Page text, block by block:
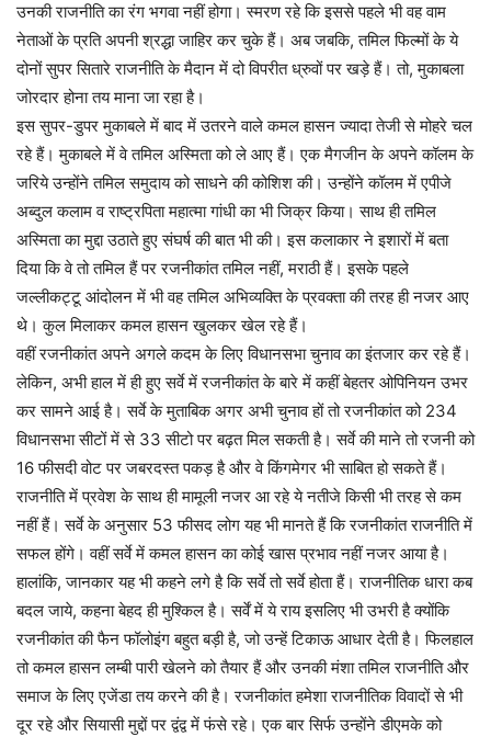
उनकी राजनीति का रंग भगवा नहीं होगा। स्मरण रहे कि इससे पहले भी वह वाम
नेताओं के प्रति अपनी श्रद्धा जाहिर कर चुके हैं। अब जबकि, तमिल फिल्मों के ये
दोनों सुपर सितारे राजनीति के मैदान में दो विपरीत ध्रुवों पर खड़े हैं। तो, मुकाबला
जोरदार होना तय माना जा रहा है।
इस सुपर-डुपर मुकाबले में बाद में उतरने वाले कमल हासन ज्यादा तेजी से मोहरे चल
रहे हैं। मुकाबले में वे तमिल अस्मिता को ले आए हैं। एक मैगजीन के अपने कॉलम के
जरिये उन्होंने तमिल समुदाय को साधने की कोशिश की। उन्होंने कॉलम में एपीजे
अब्दुल कलाम व राष्ट्रपिता महात्मा गांधी का भी जिक्र किया। साथ ही तमिल
अस्मिता का मुद्दा उठाते हुए संघर्ष की बात भी की। इस कलाकार ने इशारों में बता
दिया कि वे तो तमिल हैं पर रजनीकांत तमिल नहीं, मराठी हैं। इसके पहले
जल्लीकट्टू आंदोलन में भी वह तमिल अभिव्यक्ति के प्रवक्ता की तरह ही नजर आए
थे। कुल मिलाकर कमल हासन खुलकर खेल रहे हैं।
वहीं रजनीकांत अपने अगले कदम के लिए विधानसभा चुनाव का इंतजार कर रहे हैं।
लेकिन, अभी हाल में ही हुए सर्वे में रजनीकांत के बारे में कहीं बेहतर ओपिनियन उभर
कर सामने आई है। सर्वे के मुताबिक अगर अभी चुनाव हों तो रजनीकांत को 234
विधानसभा सीटों में से 33 सीटो पर बढ़त मिल सकती है। सर्वे की माने तो रजनी को
16 फीसदी वोट पर जबरदस्त पकड़ है और वे किंगमेगर भी साबित हो सकते हैं।
राजनीति में प्रवेश के साथ ही मामूली नजर आ रहे ये नतीजे किसी भी तरह से कम
नहीं हैं। सर्वे के अनुसार 53 फीसद लोग यह भी मानते हैं कि रजनीकांत राजनीति में
सफल होंगे। वहीं सर्वे में कमल हासन का कोई खास प्रभाव नहीं नजर आया है।
हालांकि, जानकार यह भी कहने लगे है कि सर्वे तो सर्वे होता हैं। राजनीतिक धारा कब
बदल जाये, कहना बेहद ही मुश्किल है। सर्वें में ये राय इसलिए भी उभरी है क्योंकि
रजनीकांत की फैन फॉलोइंग बहुत बड़ी है, जो उन्हें टिकाऊ आधार देती है। फिलहाल
तो कमल हासन लम्बी पारी खेलने को तैयार हैं और उनकी मंशा तमिल राजनीति और
समाज के लिए एजेंडा तय करने की है। रजनीकांत हमेशा राजनीतिक विवादों से भी
दूर रहे और सियासी मुद्दों पर द्वंद्व में फंसे रहे। एक बार सिर्फ उन्होंने डीएमके को